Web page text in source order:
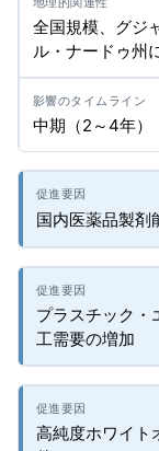
全国規模、グジ
ル・ナードゥ州
中期（2～4年）
国内医薬品製剤
プラスチック・
工需要の増加
高純度ホワイト